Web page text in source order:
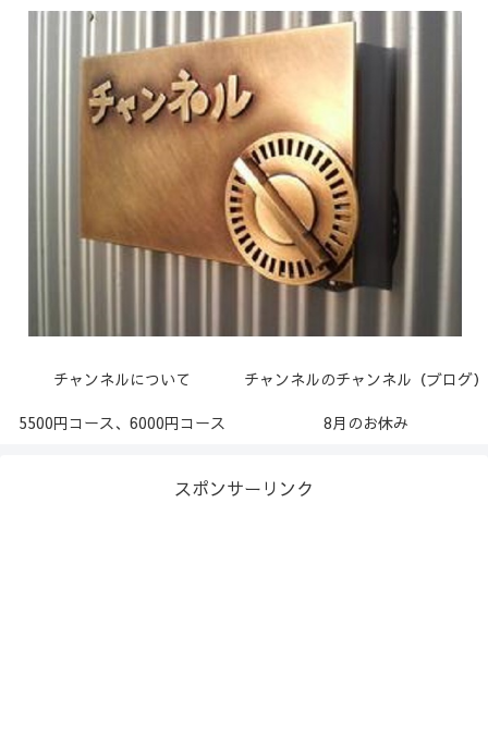
チャンネルについて
チャンネルのチャンネル（ブログ）
5500円コース、6000円コース
8月のお休み
スポンサーリンク